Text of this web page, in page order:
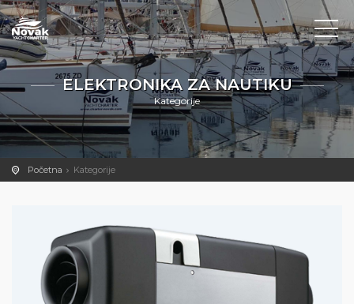
ELEKTRONIKA ZA NAUTIKU
Kategorije
Početna Kategorije